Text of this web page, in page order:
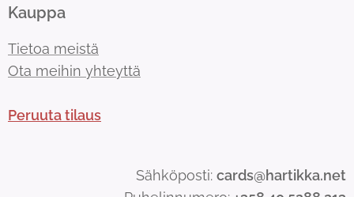
Kauppa
Tietoa meistä
Ota meihin yhteyttä
Peruuta tilaus
Sähköposti: cards@hartikka.net